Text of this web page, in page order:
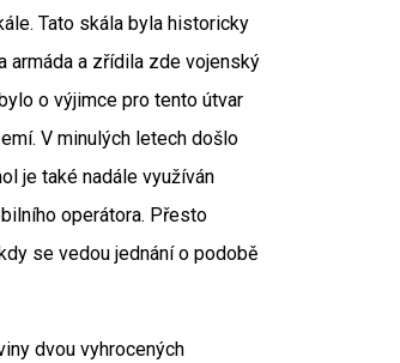
Tato skála byla historicky
armáda a zřídila zde vojenský
o výjimce pro tento útvar
V minulých letech došlo
je také nadále využíván
operátora. Přesto
se vedou jednání o podobě
dvou vyhrocených